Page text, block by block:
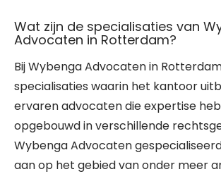
Wat zijn de specialisaties van
Advocaten in Rotterdam?
Bij Wybenga Advocaten in
specialisaties waarin het kantoor
ervaren advocaten die expertise
opgebouwd in verschillende
Wybenga Advocaten
aan op het gebied van onder meer